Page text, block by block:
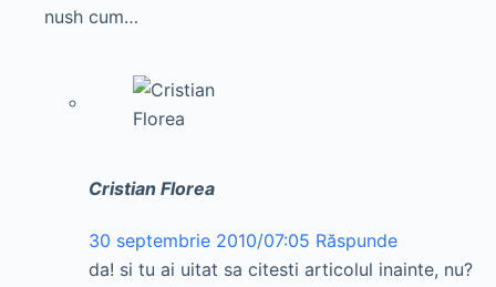
nush cum…
Cristian Florea
30 septembrie 2010/07:05 Răspunde
da! si tu ai uitat sa citesti articolul inainte, nu?